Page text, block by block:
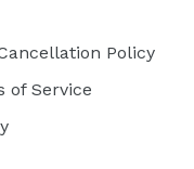
Policy
of Service